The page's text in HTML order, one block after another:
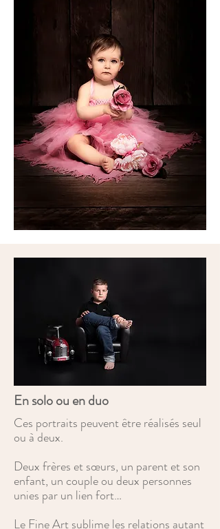
En solo ou en duo
Ces portraits peuvent être réalisés seul
ou à deux.
Deux frères et sœurs, un parent et son
enfant, un couple ou deux personnes
unies par un lien fort…
Le Fine Art sublime les relations autant